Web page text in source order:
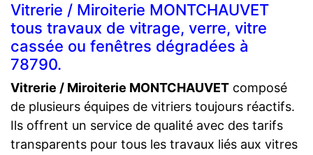
Vitrerie / Miroiterie MONTCHAUVET
tous travaux de vitrage, verre, vitre
cassée ou fenêtres dégradées à
78790.
Vitrerie / Miroiterie MONTCHAUVET composé
de plusieurs équipes de vitriers toujours réactifs.
Ils offrent un service de qualité avec des tarifs
transparents pour tous les travaux liés aux vitres